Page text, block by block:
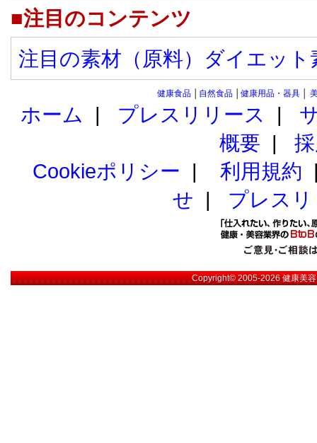
■注目のコンテンツ
注目の素材（原料）ダイエッ
健康食品 自然食品 健康用品・器具
ホーム | プレスリリース |
概要 |
Cookieポリシー | 利用規約
せ | プレス
Copyright© 2005-2026健康美